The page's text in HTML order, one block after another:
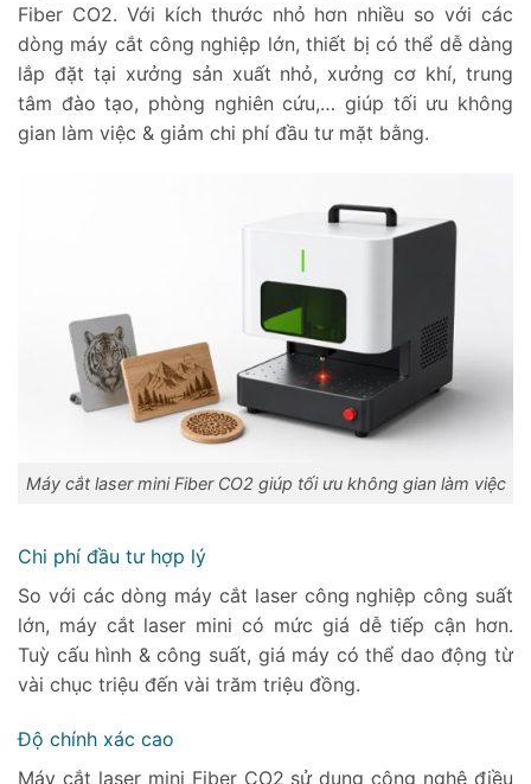
Fiber CO2. Với kích thước nhỏ hơn nhiều so với các
dòng máy cắt công nghiệp lớn, thiết bị có thể dễ dàng
lắp đặt tại xưởng sản xuất nhỏ, xưởng cơ khí, trung
tâm đào tạo, phòng nghiên cứu,… giúp tối ưu không
gian làm việc & giảm chi phí đầu tư mặt bằng.
Máy cắt laser mini Fiber CO2 giúp tối ưu không gian làm việc
Chi phí đầu tư hợp lý
So với các dòng máy cắt laser công nghiệp công suất
lớn, máy cắt laser mini có mức giá dễ tiếp cận hơn.
Tuỳ cấu hình & công suất, giá máy có thể dao động từ
vài chục triệu đến vài trăm triệu đồng.
Độ chính xác cao
Máy cắt laser mini Fiber CO2 sử dụng công nghệ điều